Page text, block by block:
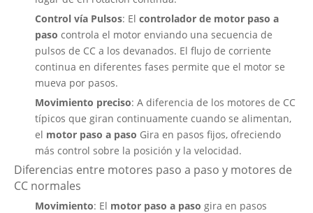
Control vía Pulsos: El controlador de motor paso a
paso controla el motor enviando una secuencia de
pulsos de CC a los devanados. El flujo de corriente
continua en diferentes fases permite que el motor se
mueva por pasos.
Movimiento preciso: A diferencia de los motores de CC
típicos que giran continuamente cuando se alimentan,
el motor paso a paso Gira en pasos fijos, ofreciendo
más control sobre la posición y la velocidad.
Diferencias entre motores paso a paso y motores de
CC normales
Movimiento: El motor paso a paso gira en pasos